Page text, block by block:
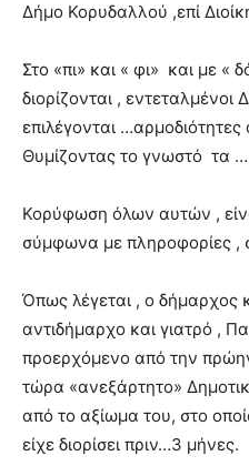
Δήμο Κορυδαλλού ,επί
Στο «πι» και « φι» και με «
διορίζονται , εντεταλμένοι
επιλέγονται
Θυμίζοντας το γνωστό τα …
Κορύφωση όλων αυτών ,
σύμφωνα με πληροφορίες ,
Όπως λέγεται , ο
αντιδήμαρχο και γιατρό ,
προερχόμενο από την
τώρα «ανεξάρτητο»
από το αξίωμα του, στο
είχε διορίσει πριν…3 μήνες.